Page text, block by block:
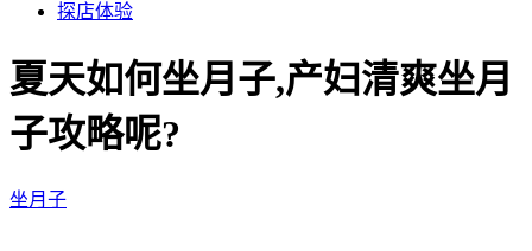
探店体验
夏天如何坐月子,产妇清爽坐月
子攻略呢?
坐月子